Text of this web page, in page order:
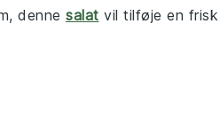
, denne salat vil tilføje en frisk